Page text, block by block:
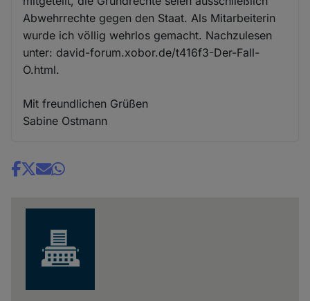
Abwehrrechte gegen den Staat. Als Mitarbeiterin
wurde ich völlig wehrlos gemacht. Nachzulesen
unter: david-forum.xobor.de/t416f3-Der-Fall-
O.html.
Mit freundlichen Grüßen
Sabine Ostmann
Share